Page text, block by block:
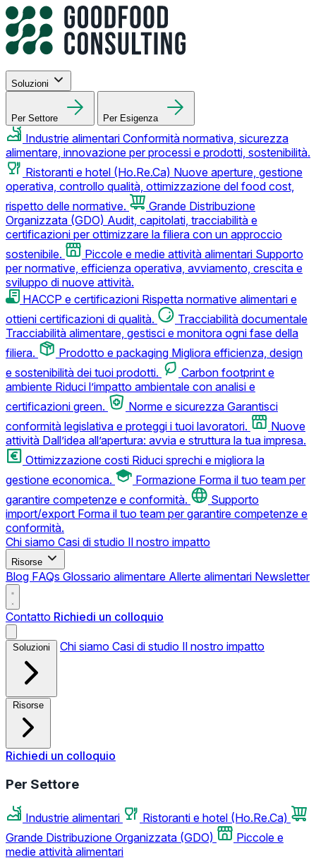
Soluzioni
Per Settore Per Esigenza
Industrie alimentari Conformità normativa, sicurezza
alimentare, innovazione per processi e prodotti, sostenibilità.
Ristoranti e hotel (Ho.Re.Ca) Nuove aperture, gestione
operativa, controllo qualità, ottimizzazione del food cost,
rispetto delle normative.
Grande Distribuzione
Organizzata (GDO) Audit, capitolati, tracciabilità e
certificazioni per ottimizzare la filiera con un approccio
sostenibile.
Piccole e medie attività alimentari Supporto
per normative, efficienza operativa, avviamento, crescita e
sviluppo di nuove attività.
HACCP e certificazioni Rispetta normative alimentari e
ottieni certificazioni di qualità.
Tracciabilità documentale
Tracciabilità alimentare, gestisci e monitora ogni fase della
filiera.
Prodotto e packaging Migliora efficienza, design
e sostenibilità dei tuoi prodotti.
Carbon footprint e
ambiente Riduci l’impatto ambientale con analisi e
certificazioni green.
Norme e sicurezza Garantisci
conformità legislativa e proteggi i tuoi lavoratori.
Nuove
attività Dall’idea all’apertura: avvia e struttura la tua impresa.
Ottimizzazione costi Riduci sprechi e migliora la
gestione economica.
Formazione Forma il tuo team per
garantire competenze e conformità.
Supporto
import/export Forma il tuo team per garantire competenze e
conformità.
Chi siamo Casi di studio Il nostro impatto
Risorse
Blog FAQs Glossario alimentare Allerte alimentari Newsletter
Contatto Richiedi un colloquio
Soluzioni Chi siamo Casi di studio Il nostro impatto
Risorse
Richiedi un colloquio
Per Settore
Industrie alimentari
Ristoranti e hotel (Ho.Re.Ca)
Grande Distribuzione Organizzata (GDO)
Piccole e
medie attività alimentari